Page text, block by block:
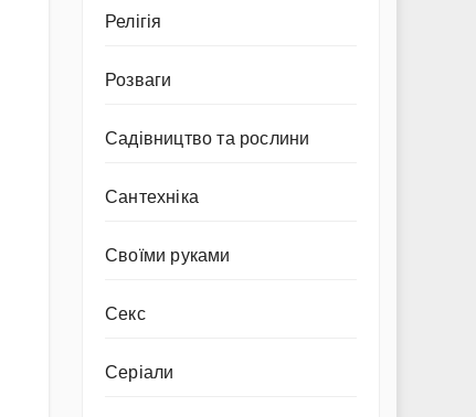
Релігія
Розваги
Садівництво та рослини
Сантехніка
Своїми руками
Секс
Серіали